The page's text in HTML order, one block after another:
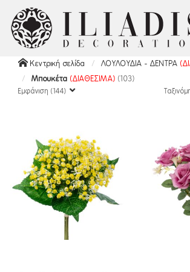
Κεντρική σελίδα ΛΟΥΛΟΥΔΙΑ - ΔΕΝΤΡΑ
Μπουκέτα (ΔΙΑΘΕΣΙΜΑ) (103)
Εμφάνιση (144)